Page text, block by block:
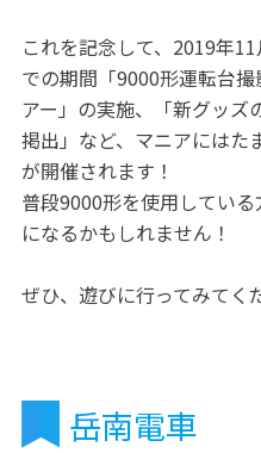
これを記念して、2019年
での期間「9000形運転台
アー」の実施、「新グッズ
掲出」など、マニアにはた
が開催されます！
普段9000形を使用してい
になるかもしれません！
ぜひ、遊びに行ってみてく
岳南電車